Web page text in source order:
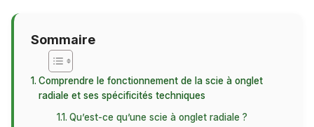
Sommaire
Comprendre le fonctionnement de la scie à onglet
radiale et ses spécificités techniques
Qu’est-ce qu’une scie à onglet radiale ?